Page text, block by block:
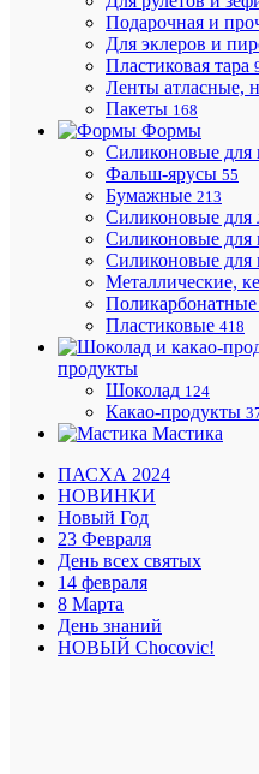
Подарочная и
Для эклеров и
Пластиковая тара
Ленты атласные,
Пакеты 168
Формы
Силиконовые для
Фальш-ярусы 55
Бумажные 213
Силиконовые для
Силиконовые для
Силиконовые для
Металлические,
Поликарбонатные
Пластиковые 418
продукты
Шоколад 124
Какао-продукты
Мастика
ПАСХА 2024
НОВИНКИ
Новый Год
23 Февраля
День всех святых
14 февраля
8 Марта
День знаний
НОВЫЙ Chocovic!